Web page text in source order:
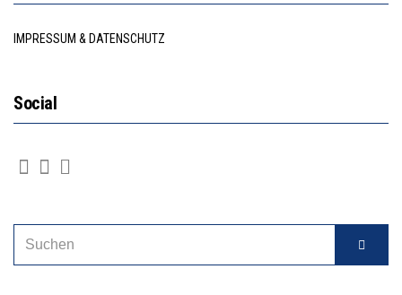
IMPRESSUM & DATENSCHUTZ
Social